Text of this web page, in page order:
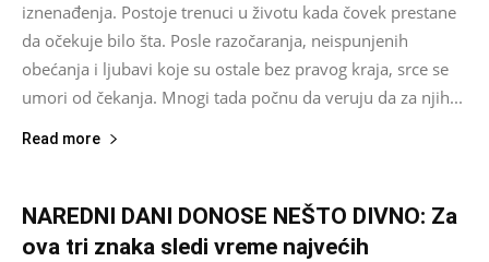
iznenađenja. Postoje trenuci u životu kada čovek prestane
da očekuje bilo šta. Posle razočaranja, neispunjenih
obećanja i ljubavi koje su ostale bez pravog kraja, srce se
umori od čekanja. Mnogi tada počnu da veruju da za njih...
Read more
NAREDNI DANI DONOSE NEŠTO DIVNO: Za
ova tri znaka sledi vreme najvećih